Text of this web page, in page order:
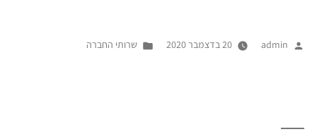
פורסם
admin 20 בדצמבר 2020
Posted
שרותי החברה